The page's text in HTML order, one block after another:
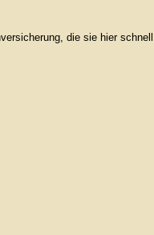
die sie hier